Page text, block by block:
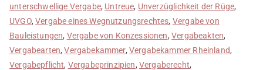
unterschwellige Vergabe, Untreue, Unverzüglichkeit der Rüge,
UVGO,Vergabe eines Wegnutzungsrechtes, Vergabe von
Bauleistungen, Vergabe von Konzessionen, Vergabeakten,
Vergabearten,Vergabekammer, Vergabekammer Rheinland,
Vergabepflicht, Vergabeprinzipien, Vergaberecht,